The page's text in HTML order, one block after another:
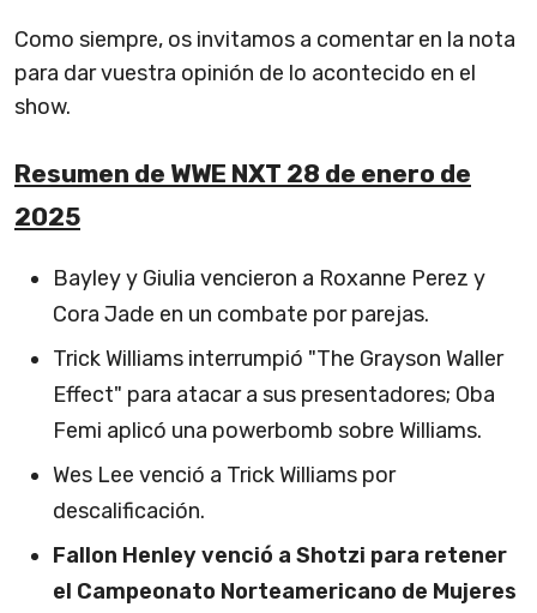
Como siempre, os invitamos a comentar en la nota
para dar vuestra opinión de lo acontecido en el
show.
Resumen de WWE NXT 28 de enero de
2025
Bayley y Giulia vencieron a Roxanne Perez y
Cora Jade en un combate por parejas.
Trick Williams interrumpió "The Grayson Waller
Effect" para atacar a sus presentadores; Oba
Femi aplicó una powerbomb sobre Williams.
Wes Lee venció a Trick Williams por
descalificación.
Fallon Henley venció a Shotzi para retener
el Campeonato Norteamericano de Mujeres